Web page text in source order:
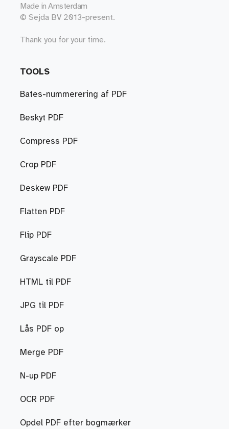
Made in Amsterdam
© Sejda BV 2013-present.
Thank you for your time.
TOOLS
Bates-nummerering af PDF
Beskyt PDF
Compress PDF
Crop PDF
Deskew PDF
Flatten PDF
Flip PDF
Grayscale PDF
HTML til PDF
JPG til PDF
Lås PDF op
Merge PDF
N-up PDF
OCR PDF
Opdel PDF efter bogmærker